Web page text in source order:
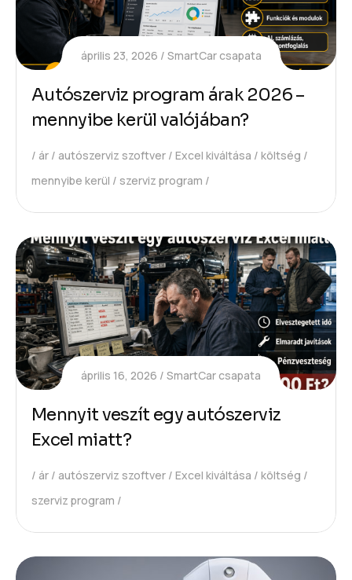
április 23, 2026 SmartCar csapata
Autószerviz program árak 2026 –
mennyibe kerül valójában?
ár autószerviz szoftver Excel kiváltása
költség
mennyibe kerül
szerviz program
április 16, 2026 SmartCar csapata
Mennyit veszít egy autószerviz
Excel miatt?
ár autószerviz szoftver Excel kiváltása
költség
szerviz program